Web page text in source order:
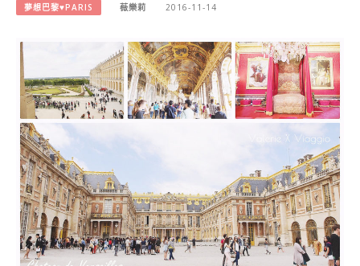
夢想巴黎♥PARIS 薇樂莉 2016-11-14